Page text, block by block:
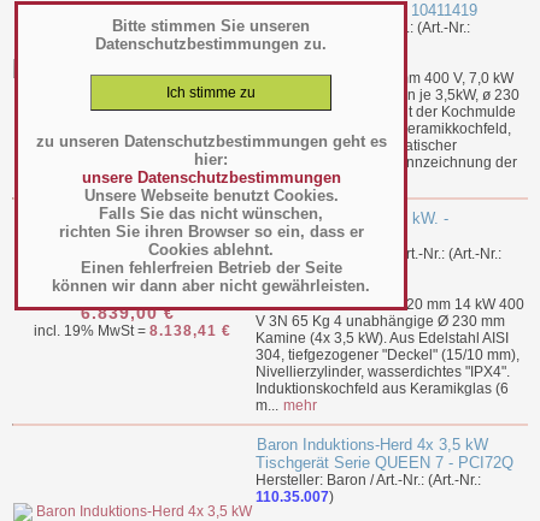
Bitte stimmen Sie unseren
Datenschutzbestimmungen zu.
zu unseren Datenschutzbestimmungen geht es
hier:
unsere Datenschutzbestimmungen
Unsere Webseite benutzt Cookies.
Falls Sie das nicht wünschen,
richten Sie ihren Browser so ein, dass er
Cookies ablehnt.
Einen fehlerfreien Betrieb der Seite
können wir dann aber nicht gewährleisten.
6.250,50 €
Induktion 2x 3,5 kW - 10411419
Hersteller: KBS / Art.-Nr.: (Art.-Nr.:
110.35.024
BTH 400 x 730 x 320 mm 400 V, 7,0 kW
(2x 3,5 kW) 2 Heizzonen je 3,5kW, ø 230
mm Edelstahlkorpus Mit der Kochmulde
dichtversiegeltes Glaskeramikkochfeld,
Stärke 6 mm Mit automatischer
Kochtopferkennung Kennzeichnung der
Heizzonen d...
6.839,00 €
incl. 19% MwSt = 8.138,41 €
Induktionsherd 4x 3.5 kW. -
E17/4ID8T-N
Hersteller: Diamond / Art.-Nr.: (Art.-Nr.:
110.35.012)
BTH 800 x 700 x 250-320 mm 14 kW 400
V 3N 65 Kg 4 unabhängige Ø 230 mm
Kamine (4x 3,5 kW). Aus Edelstahl AISI
304, tiefgezogener "Deckel" (15/10 mm),
Nivellierzylinder, wasserdichtes "IPX4".
Induktionskochfeld aus Keramikglas (6
m... mehr
Baron Induktions-Herd 4x 3,5 kW
Tischgerät Serie QUEEN 7 - PCI72Q
Hersteller: Baron / Art.-Nr.: (Art.-Nr.:
110.35.007)